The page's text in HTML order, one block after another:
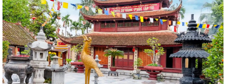
ký kết thỏa ước lao động tập thể
THƯ KHEN CỦA UBND PHƯỜNG GỬI CÁN BỘ, CHIẾN SĨ CÔNG AN
PHƯỜNG
KỶ NIỆM 79 NĂM NGÀY THƯƠNG BINH - LIỆT SĨ (27/7/1947 -
27/7/2026)